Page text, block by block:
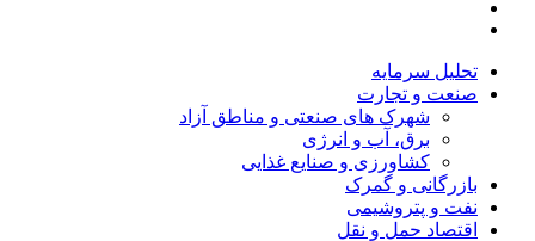
تحلیل‌ سرمایه
صنعت و تجارت
شهرک های صنعتی و مناطق آزاد
برق، آب و انرژی
کشاورزی و صنایع غذایی
بازرگانی و گمرک
نفت و پتروشیمی
اقتصاد حمل و نقل